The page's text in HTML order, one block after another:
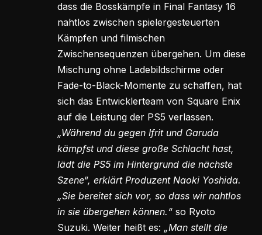
dass die Bosskämpfe in Final Fantasy 16
nahtlos zwischen spielergesteuerten
Kämpfen und filmischen
Zwischensequenzen übergehen. Um diese
Mischung ohne Ladebildschirme oder
Fade-to-Black-Momente zu schaffen, hat
sich das Entwicklerteam von Square Enix
auf die Leistung der PS5 verlassen.
„Während du gegen Ifrit und Garuda
kämpfst und diese große Schlacht hast,
lädt die PS5 im Hintergrund die nächste
Szene“, erklärt Produzent Naoki Yoshida.
„Sie bereitet sich vor, so dass wir nahtlos
in sie übergehen können.“ so Ryoto
Suzuki. Weiter heißt es: „Man stellt die